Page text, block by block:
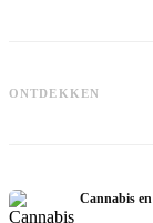
ONTDEKKEN
zelfmedicatie en wat
Cannabis